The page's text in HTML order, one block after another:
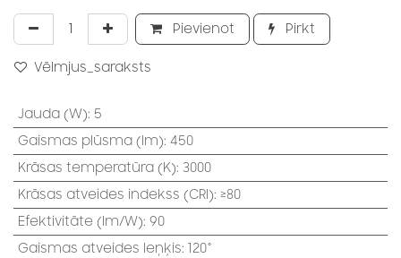
Pievienot Pirkt
Vēlmjus_saraksts
Jauda (W): 5
Gaismas plūsma (lm): 450
Krāsas temperatūra (K): 3000
Krāsas atveides indekss (CRI): ≥80
Efektivitāte (lm/W): 90
Gaismas atveides leņķis: 120°